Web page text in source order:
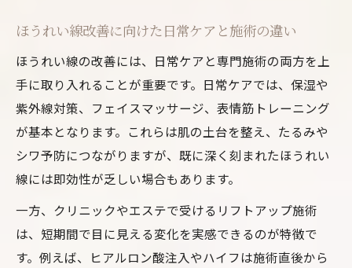
ほうれい線改善に向けた日常ケアと施術の違い
ほうれい線の改善には、日常ケアと専門施術の両方を上
手に取り入れることが重要です。日常ケアでは、保湿や
紫外線対策、フェイスマッサージ、表情筋トレーニング
が基本となります。これらは肌の土台を整え、たるみや
シワ予防につながりますが、既に深く刻まれたほうれい
線には即効性が乏しい場合もあります。
一方、クリニックやエステで受けるリフトアップ施術
は、短期間で目に見える変化を実感できるのが特徴で
す。例えば、ヒアルロン酸注入やハイフは施術直後から